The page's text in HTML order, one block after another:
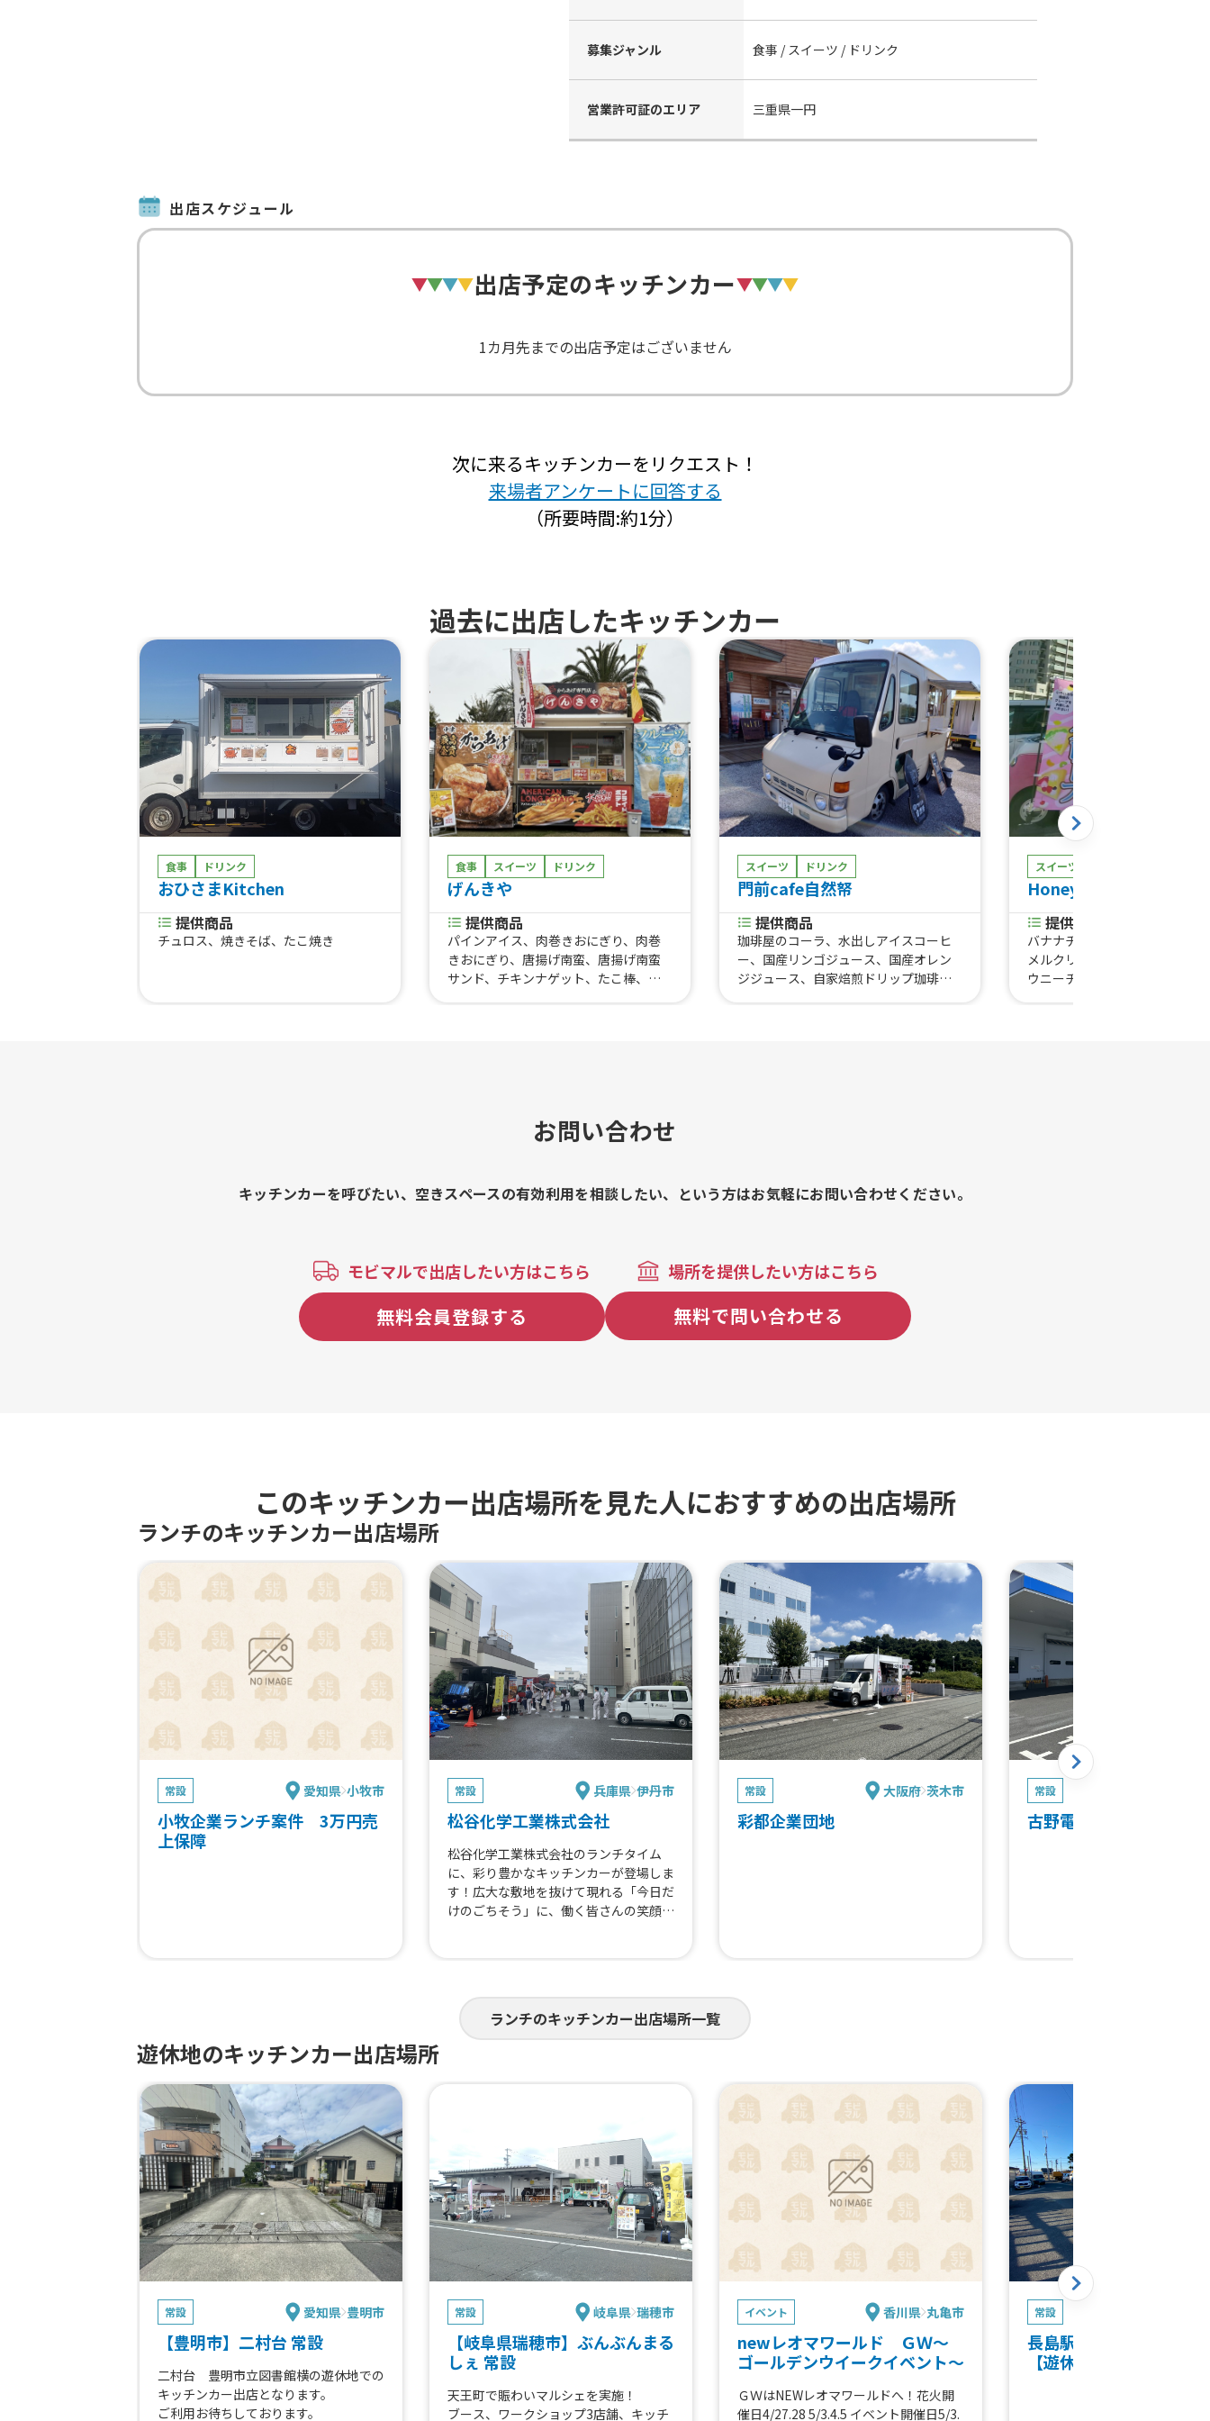
募集ジャンル 食事 / スイーツ / ドリンク
営業許可証のエリア 三重県一円
出店スケジュール
出店予定のキッチンカー
1カ月先までの出店予定はございません
次に来るキッチンカーをリクエスト！
来場者アンケートに回答する
（所要時間:約1分）
過去に出店したキッチンカー
食事 ドリンク
おひさまKitchen
提供商品
チュロス、焼きそば、たこ焼き
食事 スイーツ ドリンク
げんきや
提供商品
パインアイス、肉巻きおにぎり、肉巻
きおにぎり、唐揚げ南蛮、唐揚げ南蛮
サンド、チキンナゲット、たこ棒、お
スイーツ ドリンク
門前cafe自然帑
提供商品
珈琲屋のコーラ、水出しアイスコーヒ
ー、国産リンゴジュース、国産オレン
ジジュース、自家焙煎ドリップ珈琲、
スイーツ
Honey Bee Cafe
提供商品
バナナチョコクリーム、バナナ
メルクリーム、バナナクリーム
ウニーチョコクリーム、あずき
お問い合わせ
キッチンカーを呼びたい、空きスペースの有効利用を相談したい、という方はお気軽にお問い合わせください。
モビマルで出店したい方はこちら
無料会員登録する
場所を提供したい方はこちら
無料で問い合わせる
このキッチンカー出店場所を見た人におすすめの出店場所
ランチのキッチンカー出店場所
常設 愛知県 小牧市
小牧企業ランチ案件 3万円売
上保障
常設 兵庫県 伊丹市
松谷化学工業株式会社
松谷化学工業株式会社のランチタイム
に、彩り豊かなキッチンカーが登場しま
す！広大な敷地を抜けて現れる「今日だ
けのごちそう」に、働く皆さんの笑顔が
常設 大阪府 茨木市
彩都企業団地
常設
古野電気INTセンター
ランチのキッチンカー出店場所一覧
遊休地のキッチンカー出店場所
常設 愛知県 豊明市
【豊明市】二村台 常設
二村台 豊明市立図書館横の遊休地での
キッチンカー出店となります。
ご利用お待ちしております。
常設 岐阜県 瑞穂市
【岐阜県瑞穂市】ぶんぶんまる
しぇ 常設
天王町で賑わいマルシェを実施！
ブース、ワークショップ3店舗、キッチ
イベント 香川県 丸亀市
newレオマワールド ＧＷ～
ゴールデンウイークイベント～
ＧＷはNEWレオマワールドへ！花火開
催日4/27.28 5/3.4.5 イベント開催日5/3.
常設
長島駅に挟まれた駅前
【遊休地活用依頼】